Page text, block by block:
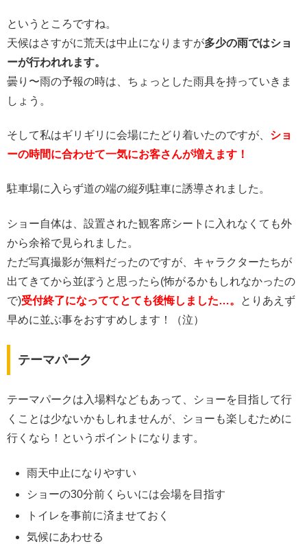
というところですね。
天候はさすがに荒天は中止になりますが多少の雨ではショ
ーが行われれます。
曇り〜雨の予報の時は、ちょっとした雨具を持っていきま
しょう。
そして私はギリギリに会場にたどり着いたのですが、 ショ
ーの時間に合わせて一気にお客さんが増えます！
駐車場に入らず道の端の縦列駐車に誘導されました。
ショー自体は、設置された観客席シートに入れなくても外
から余裕で見られました。
ただ写真撮影が無料だったのですが、キャラクターたちが
出てきてから並ぼうと思ったら(怖がるかもしれなかったの
で)受付終了になっててとても後悔しました…。
とりあえず
早めに並ぶ事をおすすめします！（泣）
テーマパーク
テーマパークは入場料などもあって、ショーを目指して行
くことは少ないかもしれませんが、ショーも楽しむために
行くなら！というポイントになります。
雨天中止になりやすい
ショーの30分前くらいには会場を目指す
トイレを事前に済ませておく
気候にあわせる